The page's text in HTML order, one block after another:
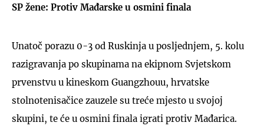
SP žene: Protiv Mađarske u osmini finala
Unatoč porazu 0-3 od Ruskinja u posljednjem, 5. kolu
razigravanja po skupinama na ekipnom Svjetskom
prvenstvu u kineskom Guangzhouu, hrvatske
stolnotenisačice zauzele su treće mjesto u svojoj
skupini, te će u osmini finala igrati protiv Mađarica.